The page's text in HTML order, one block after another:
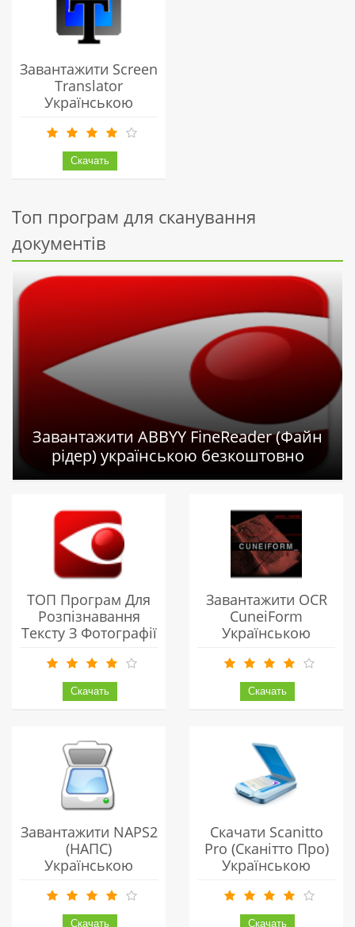
Завантажити Screen
Translator
Українською
Безкоштовно
Топ програм для сканування
документів
Завантажити ABBYY FineReader (Файн
рідер) українською безкоштовно
ТОП Програм Для
Розпізнавання
Тексту З Фотографії
Завантажити OCR
CuneiForm
Українською
Завантажити NAPS2
(НАПС)
Українською
Скачати Scanitto
Pro (Сканітто Про)
Українською